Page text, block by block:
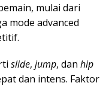
mulai dari
mode advanced
slide, jump, dan hip
dan intens. Faktor